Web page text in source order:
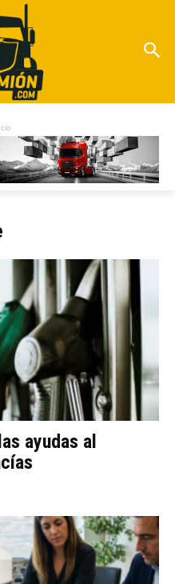
ayudas al